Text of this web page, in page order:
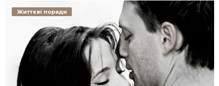
Життєві поради